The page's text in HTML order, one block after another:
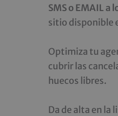
SMS o EMAIL a
sitio disponible
Optimiza tu
cubrir las
huecos libres.
Da de alta en la